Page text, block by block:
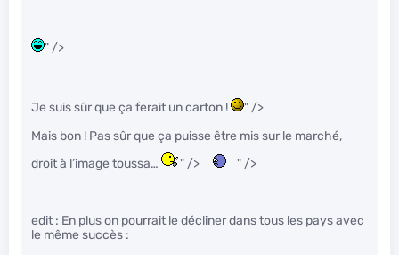
" />
Je suis sûr que ça ferait un carton !
" />
Mais bon ! Pas sûr que ça puisse être mis sur le marché,
droit à l’image toussa…
" /> " />
edit : En plus on pourrait le décliner dans tous les pays avec
le même succès :